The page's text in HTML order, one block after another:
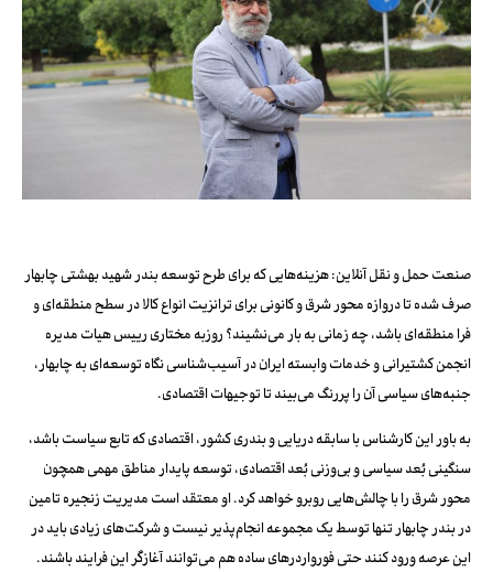
صنعت حمل و نقل آنلاین: هزینه‌هایی که برای طرح توسعه بندر شهید بهشتی چابهار
صرف شده تا دروازه محور شرق و کانونی برای ترانزیت انواع کالا در سطح منطقه‌ای و
فرا منطقه‌ای باشد، چه زمانی به بار می‌نشیند؟ روزبه مختاری رییس هیات مدیره
انجمن کشتیرانی و خدمات وابسته ایران در آسیب‌شناسی نگاه توسعه‌ای به چابهار،
جنبه‌های سیاسی آن را پررنگ می‌بیند تا توجیهات اقتصادی.
به باور این کارشناس با سابقه دریایی و بندری کشور، اقتصادی که تابع سیاست باشد،
سنگینی بُعد سیاسی و بی‌وزنی بُعد اقتصادی، توسعه پایدار مناطق مهمی همچون
محور شرق را با چالش‌هایی روبرو خواهد کرد. او معتقد است مدیریت زنجیره تامین
در بندر چابهار تنها توسط یک مجموعه انجام‌پذیر نیست و شرکت‌های زیادی باید در
این عرصه ورود کنند حتی فورواردرهای ساده هم می‌توانند آغازگر این فرایند باشند.